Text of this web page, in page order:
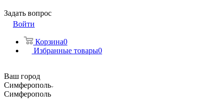
Задать вопрос
Войти
Корзина0
Избранные товары0
Ваш город
Симферополь
Симферополь